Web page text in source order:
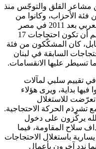
مشاعر القلق والتوجّس منذ
فئة الأحزاب، وكانوا من
المسلمين، انطلقوا من تجربة المحيط العربي بعد 2011 في مصر
وسوريا والعراق وليبيا، ولذا كان هاجسهم أن تكون احتجاجات 17
كان المشكّكون من فئة
السابقة في لبنان
تسيطر عليها الانقسامات.
تقييم سلبي لمآلات
بداية، ويرى هؤلاء
للاستغلال
تشرذم الحركة الاحتجاجية.
يركّزون على دخول
سلاح المقاومة، فيما
باستغلال الاحتجاجات
ندد آخرون بأعمال